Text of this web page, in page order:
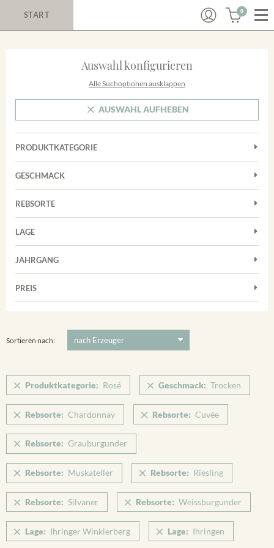
START 0
Auswahl konfigurieren
Alle Suchoptionen ausklappen
AUSWAHL AUFHEBEN
PRODUKTKATEGORIE
Cuvées
Rosé
Weißwein
GESCHMACK
Trocken
REBSORTE
Chardonnay
Grauburgunder
Riesling
Spätburgunder
LAGE
Achkarrer Schlossberg
Vorderer Winklerberg
Winklerberg Hinter Winklen
Winklerberg Winklen
Ihringen
JAHRGANG
PREIS
Sortieren nach:
Produktkategorie: Rosé Geschmack: Trocken
Rebsorte: Chardonnay Rebsorte: Cuvée
Rebsorte: Grauburgunder
Rebsorte: Muskateller Rebsorte: Riesling
Rebsorte: Silvaner Rebsorte: Weissburgunder
Lage: Ihringer Winklerberg Lage: Ihringen